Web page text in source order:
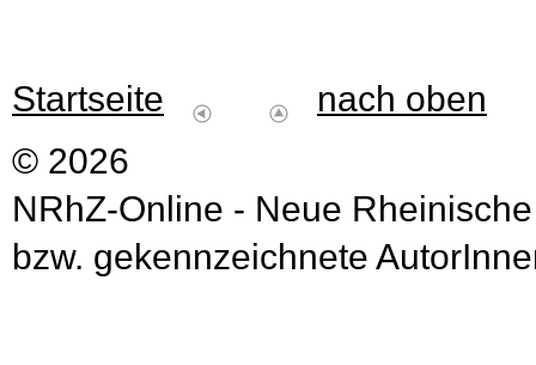
Startseite
nach oben
© 2026
NRhZ-Online - Neue
bzw. gekennzeichnete